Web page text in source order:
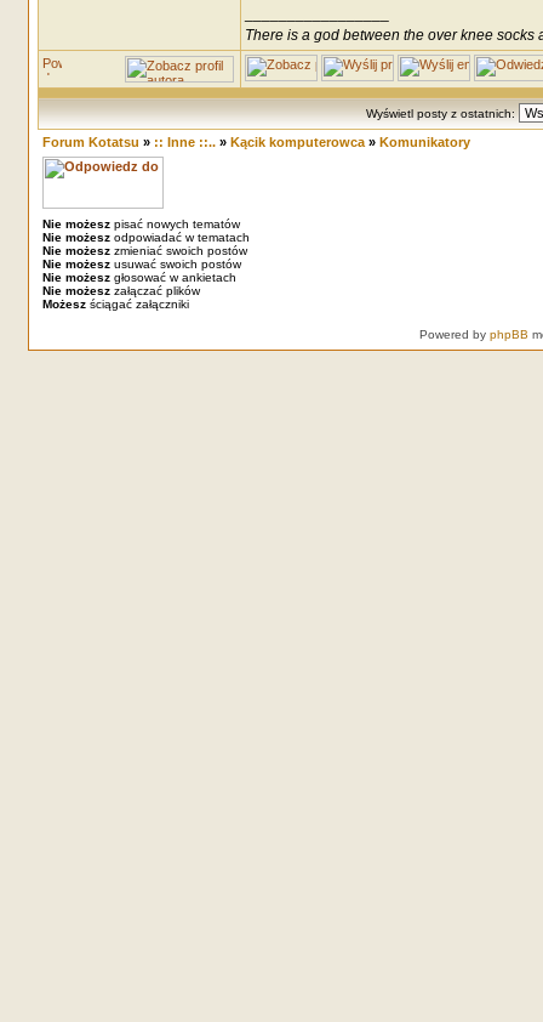
There is a god between the over knee socks
Wyświetl posty z ostatnich:
Forum Kotatsu » :: Inne ::..» Kącik komputerowca» Komunikatory
Nie możeszpisać nowych tematów
Nie możeszodpowiadać w tematach
Nie możeszzmieniać swoich postów
Nie możeszusuwać swoich postów
Nie możeszgłosować w ankietach
Nie możeszzałączać plików
Możeszściągać załączniki
Powered by phpBB